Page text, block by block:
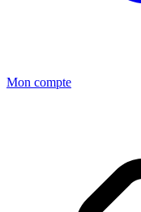
Mon compte